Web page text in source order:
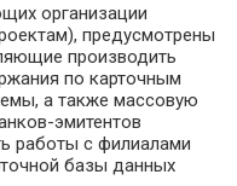
организации
предусмотрены
производить
по карточным
а также массовую
эмитентов
работы с филиалами
базы данных